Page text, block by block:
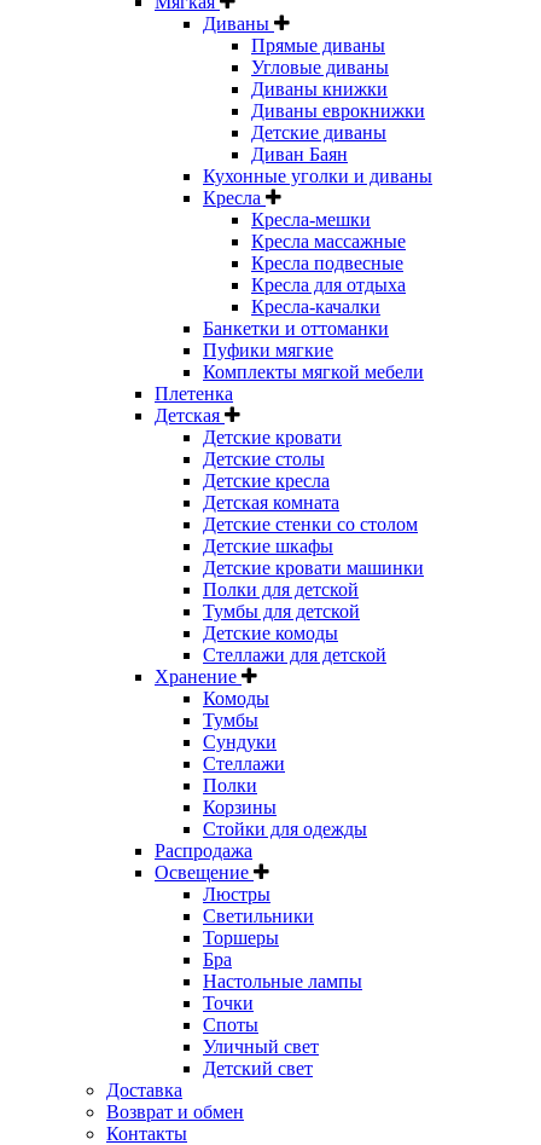
Диваны
Прямые диваны
Угловые диваны
Диваны книжки
Диваны еврокнижки
Детские диваны
Диван Баян
Кухонные уголки и диваны
Кресла
Кресла-мешки
Кресла массажные
Кресла подвесные
Кресла для отдыха
Кресла-качалки
Банкетки и оттоманки
Пуфики мягкие
Комплекты мягкой мебели
Плетенка
Детская
Детские кровати
Детские столы
Детские кресла
Детская комната
Детские стенки со столом
Детские шкафы
Детские кровати машинки
Полки для детской
Тумбы для детской
Детские комоды
Стеллажи для детской
Хранение
Комоды
Тумбы
Сундуки
Стеллажи
Полки
Корзины
Стойки для одежды
Распродажа
Освещение
Люстры
Светильники
Торшеры
Бра
Настольные лампы
Точки
Споты
Уличный свет
Детский свет
Доставка
Возврат и обмен
Контакты